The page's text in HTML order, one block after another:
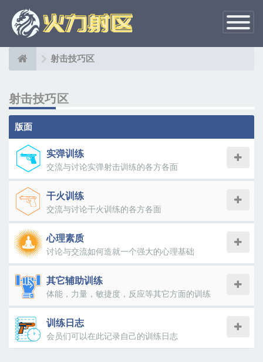
切
换
导
射击技巧区
射击技巧区
版面
实弹训练
交流与讨论实弹射击训练的各方各面
干火训练
交流与讨论干火训练的各方各面
心理素质
讨论与交流如何造就一个强大的心理基础
其它辅助训练
体能，力量，敏捷度，反应等其它方面的训练
训练日志
会员们可以在此记录自己的训练日志